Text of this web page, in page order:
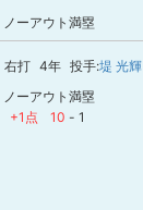
ノーアウト満塁
右打 4年 投手:堤 光輝
ノーアウト満塁
+1点
10 - 1